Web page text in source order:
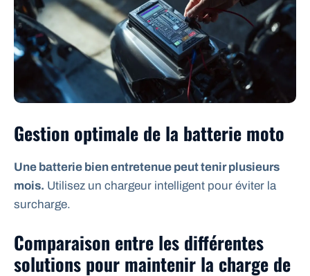
Gestion optimale de la batterie moto
Une batterie bien entretenue peut tenir plusieurs
mois. Utilisez un chargeur intelligent pour éviter la
surcharge.
Comparaison entre les différentes
solutions pour maintenir la charge de